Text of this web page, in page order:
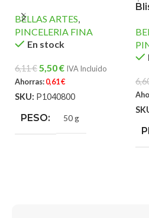
BELLAS ARTES,
PINCELERIA FINA
En stock
6,11€5,50€ IVA Incluido
Ahorras:0,61€
SKU: P1040800
PESO 50 g